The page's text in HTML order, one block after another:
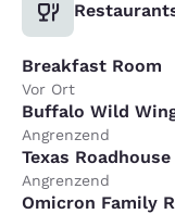
Breakfast Room
Vor Ort
Buffalo Wild
Angrenzend
Texas Roadhouse
Angrenzend
Omicron Family